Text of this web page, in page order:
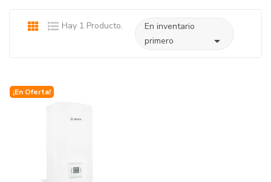
Hay 1 Producto.
En inventario
primero

¡En Oferta!